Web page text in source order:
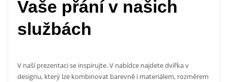
Vaše přání v našich
službách
V naší prezentaci se inspirujte. V nabídce najdete dvířka v
designu, který lze kombinovat barevně i materiálem, rozměrem